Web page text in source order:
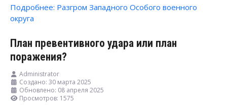
Подробнее: Разгром Западного Особого военного
округа
План превентивного удара или план
поражения?
Administrator
Создано: 30 марта 2025
Обновлено: 08 апреля 2025
Просмотров: 1575